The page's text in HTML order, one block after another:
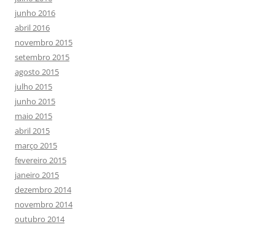
junho 2016
abril 2016
novembro 2015
setembro 2015
agosto 2015
julho 2015
junho 2015
maio 2015
abril 2015
março 2015
fevereiro 2015
janeiro 2015
dezembro 2014
novembro 2014
outubro 2014